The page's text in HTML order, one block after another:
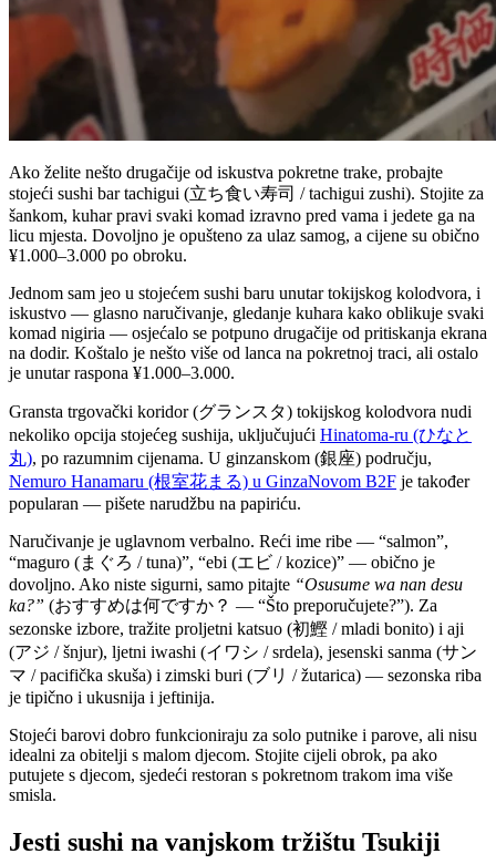
Ako želite nešto drugačije od iskustva pokretne trake, probajte
stojeći sushi bar tachigui (立ち食い寿司 / tachigui zushi). Stojite za
šankom, kuhar pravi svaki komad izravno pred vama i jedete ga na
licu mjesta. Dovoljno je opušteno za ulaz samog, a cijene su obično
¥1.000–3.000 po obroku.
Jednom sam jeo u stojećem sushi baru unutar tokijskog kolodvora, i
iskustvo — glasno naručivanje, gledanje kuhara kako oblikuje svaki
komad nigiria — osjećalo se potpuno drugačije od pritiskanja ekrana
na dodir. Koštalo je nešto više od lanca na pokretnoj traci, ali ostalo
je unutar raspona ¥1.000–3.000.
Gransta trgovački koridor (グランスタ) tokijskog kolodvora nudi
nekoliko opcija stojećeg sushija, uključujući Hinatoma-ru (ひなと
丸), po razumnim cijenama. U ginzanskom (銀座) području,
Nemuro Hanamaru (根室花まる) u GinzaNovom B2F je također
popularan — pišete narudžbu na papiriću.
Naručivanje je uglavnom verbalno. Reći ime ribe — “salmon”,
“maguro (まぐろ / tuna)”, “ebi (エビ / kozice)” — obično je
dovoljno. Ako niste sigurni, samo pitajte “Osusume wa nan desu
ka?” (おすすめは何ですか？ — “Što preporučujete?”). Za
sezonske izbore, tražite proljetni katsuo (初鰹 / mladi bonito) i aji
(アジ / šnjur), ljetni iwashi (イワシ / srdela), jesenski sanma (サン
マ / pacifička skuša) i zimski buri (ブリ / žutarica) — sezonska riba
je tipično i ukusnija i jeftinija.
Stojeći barovi dobro funkcioniraju za solo putnike i parove, ali nisu
idealni za obitelji s malom djecom. Stojite cijeli obrok, pa ako
putujete s djecom, sjedeći restoran s pokretnom trakom ima više
smisla.
Jesti sushi na vanjskom tržištu Tsukiji